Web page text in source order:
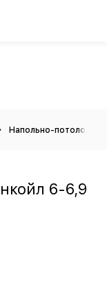
Напольно-
6-6,9